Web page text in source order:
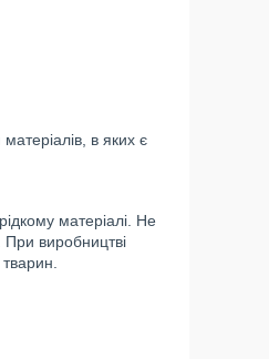
в яких є
матеріалі. Не
При виробництві